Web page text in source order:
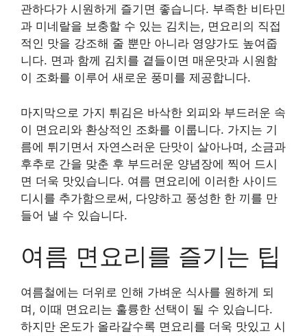
관하다가 시원하게 즐기면 좋습니다. 부족한 비타민
과 미네랄을 보충할 수 있는 김치는, 면요리의 직접
적인 맛을 강조해 줄 뿐만 아니라 영양가도 높여줍
니다. 면과 함께 김치를 곁들이면 매운맛과 시원함
이 조화를 이루어 새로운 풍미를 제공합니다.
마지막으로 가지 튀김은 바삭한 외피와 부드러운 속
이 면요리와 환상적인 조화를 이룹니다. 가지는 기
름에 튀기면서 자연스러운 단맛이 살아나며, 소금과
후추로 간을 맞춘 후 부드러운 양념장에 찍어 드시
면 더욱 맛있습니다. 여름 면요리에 이러한 사이드
디시를 추가함으로써, 다양하고 풍성한 한 끼를 만
들어 낼 수 있습니다.
여름 면요리를 즐기는 팁
여름철에는 더위로 인해 가벼운 식사를 원하게 되
며, 이때 면요리는 훌륭한 선택이 될 수 있습니다.
하지만 온도가 올라갈수록 면요리를 더욱 맛있고 시